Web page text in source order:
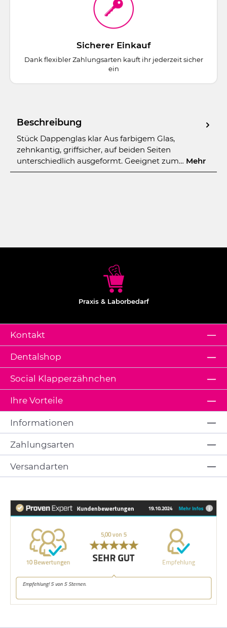
Sicherer Einkauf
Dank flexibler Zahlungsarten kauft ihr jederzeit sicher
ein
Beschreibung
Stück Dappenglas klar Aus farbigem Glas,
zehnkantig, griffsicher, auf beiden Seiten
unterschiedlich ausgeformt. Geeignet zum… Mehr
Praxis & Laborbedarf
Kontakt
Dentalshop
Ihre Vorteile
Social Klapperzähnchen
Informationen
Zahlungsarten
Versandarten